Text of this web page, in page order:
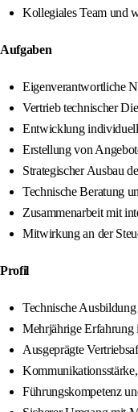
Kollegiales Team und
Aufgaben
Eigenverantwortliche
Vertrieb technischer
Entwicklung
Erstellung von
Strategischer Ausbau
Technische Beratung
Zusammenarbeit mit
Mitwirkung an der
Profil
Technische
Mehrjährige Erfahrung
Ausgeprägte
Führungskompetenz